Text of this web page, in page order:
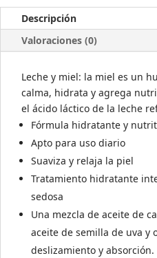
MIEL
237ML
Descripción
Valoraciones (0)
Leche y miel: la miel es un
calma, hidrata y agrega
el ácido láctico de la leche
Fórmula hidratante y
Apto para uso diario
Suaviza y relaja la piel
Tratamiento hidratante
sedosa
Una mezcla de aceite de
aceite de semilla de uva y
deslizamiento y absorción.